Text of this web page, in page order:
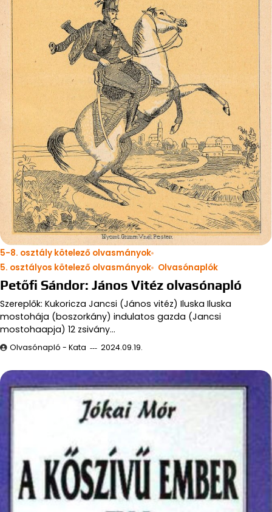
5-8. osztály kötelező olvasmányok
5. osztályos kötelező olvasmányok
Olvasónaplók
Petőfi Sándor: János Vitéz olvasónapló
Szereplők: Kukoricza Jancsi (János vitéz) Iluska Iluska
mostohája (boszorkány) indulatos gazda (Jancsi
mostohaapja) 12 zsivány…
Olvasónapló - Kata 2024.09.19.